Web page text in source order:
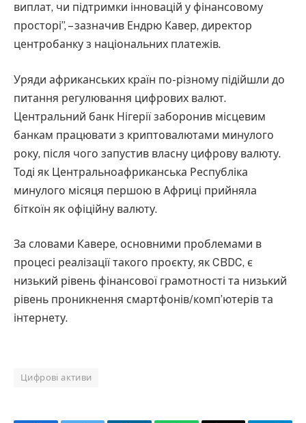
виплат, чи підтримки інновацій у фінансовому
просторі”, – зазначив Ендрю Кавер, директор
центробанку з національних платежів.
Уряди африканських країн по-різному підійшли до
питання регулювання цифрових валют.
Центральний банк Нігерії заборонив місцевим
банкам працювати з криптовалютами минулого
року, після чого запустив власну цифрову валюту.
Тоді як Центральноафриканська Республіка
минулого місяця першою в Африці прийняла
біткоїн як офіційну валюту.
За словами Кавере, основними проблемами в
процесі реалізації такого проєкту, як CBDC, є
низький рівень фінансової грамотності та низький
рівень проникнення смартфонів/комп’ютерів та
інтернету.
Цифрові активи